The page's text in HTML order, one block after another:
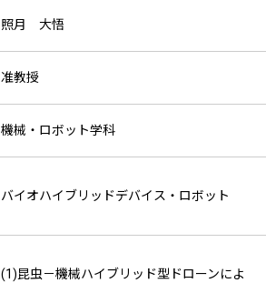
照月 大悟
准教授
機械・ロボット学科
バイオハイブリッドデバイス・ロボット
(1)昆虫－機械ハイブリッド型ドローンによ